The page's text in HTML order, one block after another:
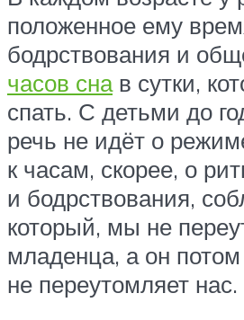
положенное ему
бодрствования и
часов снав сутки,
спать. С детьми до
речь не идёт о
к часам, скорее, о
и бодрствования,
который, мы не
младенца, а он потом
не переутомляет нас.